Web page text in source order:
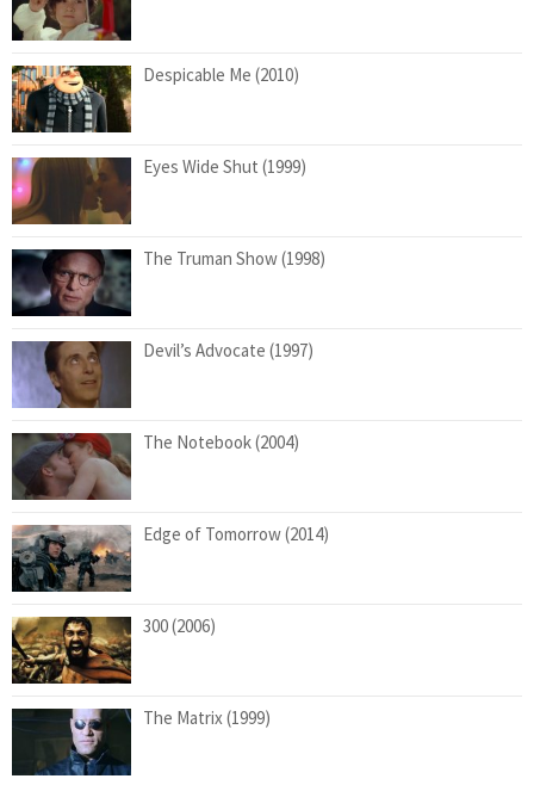
Despicable Me (2010)
Eyes Wide Shut (1999)
The Truman Show (1998)
Devil’s Advocate (1997)
The Notebook (2004)
Edge of Tomorrow (2014)
300 (2006)
The Matrix (1999)